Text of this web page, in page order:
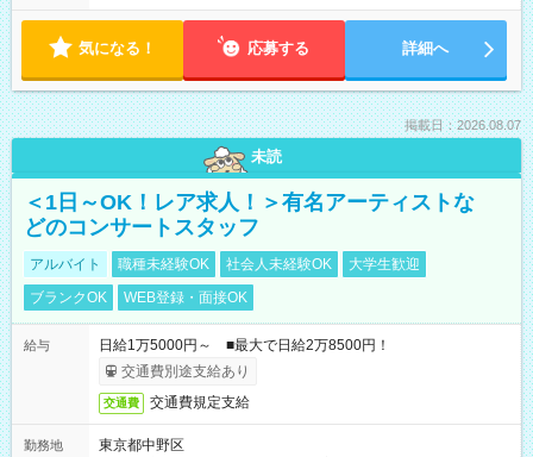
気になる！ 応募する 詳細へ
掲載日：2026.08.07
未読
＜1日～OK！レア求人！＞有名アーティストな
どのコンサートスタッフ
アルバイト 職種未経験OK 社会人未経験OK
大学生歓迎
ブランクOK
WEB登録・面接OK
給与
日給1万5000円～ ■最大で日給2万8500円！
交通費別途支給あり
交通費 交通費規定支給
勤務地
東京都中野区